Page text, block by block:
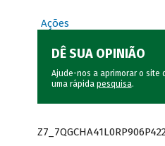
Ações
DÊ SUA OPINIÃO
Ajude-nos a aprimorar o site
uma rápida pesquisa.